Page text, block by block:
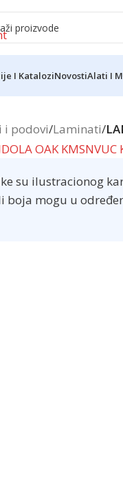
I KataloziNovostiAlati I
i podovi/Laminati/
su ilustracionog
boja mogu u